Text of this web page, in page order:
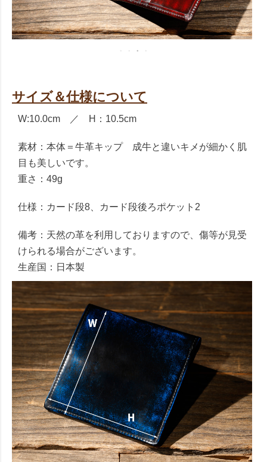
サイズ＆仕様について
W:10.0cm ／ H：10.5cm
素材：本体＝牛革キップ 成牛と違いキメが細かく肌
目も美しいです。
重さ：49g
仕様：カード段8、カード段後ろポケット2
備考：天然の革を利用しておりますので、傷等が見受
けられる場合がございます。
生産国：日本製